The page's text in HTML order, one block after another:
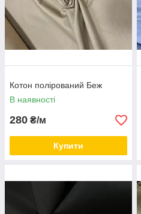
Котон полірований Беж
В наявності
280 ₴/м
Купити